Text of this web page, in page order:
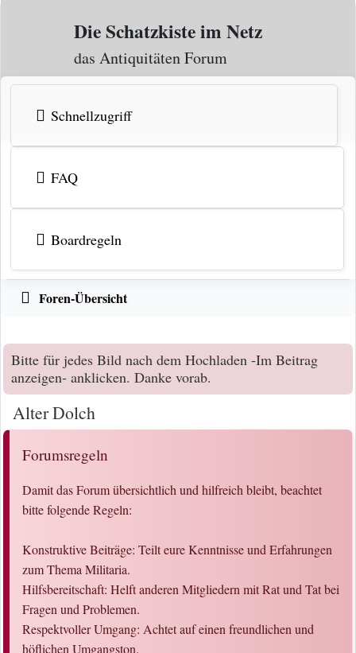
Zum Inhalt
Die Schatzkiste im Netz
das Antiquitäten Forum
Schnellzugriff
FAQ
Boardregeln
Foren-Übersicht
Bitte für jedes Bild nach dem Hochladen -Im Beitrag
anzeigen- anklicken. Danke vorab.
Alter Dolch
Forumsregeln
Damit das Forum übersichtlich und hilfreich bleibt, beachtet
bitte folgende Regeln:
Konstruktive Beiträge: Teilt eure Kenntnisse und Erfahrungen
zum Thema Militaria.
Hilfsbereitschaft: Helft anderen Mitgliedern mit Rat und Tat bei
Fragen und Problemen.
Respektvoller Umgang: Achtet auf einen freundlichen und
höflichen Umgangston.